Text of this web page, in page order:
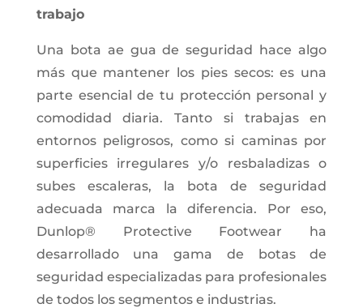
trabajo
Una bota ae gua de seguridad hace algo
más que mantener los pies secos: es una
parte esencial de tu protección personal y
comodidad diaria. Tanto si trabajas en
entornos peligrosos, como si caminas por
superficies irregulares y/o resbaladizas o
subes escaleras, la bota de seguridad
adecuada marca la diferencia. Por eso,
Dunlop® Protective Footwear ha
desarrollado una gama de botas de
seguridad especializadas para profesionales
de todos los segmentos e industrias.